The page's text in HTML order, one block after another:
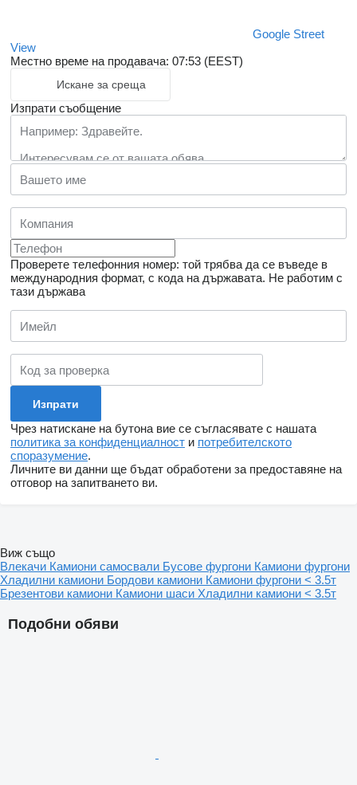
Google Street
View
Местно време на продавача: 07:53 (EEST)
Искане за среща
Изпрати съобщение
Проверете телефонния номер: той трябва да се въведе в
международния формат, с кода на държавата. Не работим с
тази държава
Чрез натискане на бутона вие се съгласявате с нашата
политика за конфиденциалност и потребителското
споразумение.
Личните ви данни ще бъдат обработени за предоставяне на
отговор на запитването ви.
Подобни обяви
Виж също
Влекачи Камиони самосвали Бусове фургони Камиони фургони
Хладилни камиони Бордови камиони Камиони фургони < 3.5т
Брезентови камиони Камиони шаси Хладилни камиони < 3.5т